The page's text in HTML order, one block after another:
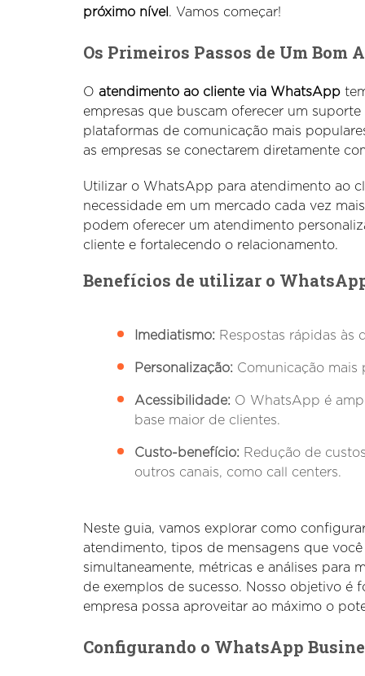
próximo nível . Vamos começar!
Os Primeiros Passos de Um
O atendimento ao cliente via WhatsApp
empresas que buscam oferecer um
plataformas de comunicação mais
as empresas se conectarem diretamente
Utilizar o WhatsApp para atendimento ao
necessidade em um mercado cada vez
podem oferecer um atendimento
cliente e fortalecendo o relacionamento.
Benefícios de utilizar o
Imediatismo: Respostas rápidas às
Personalização: Comunicação mais
Acessibilidade: O WhatsApp é
base maior de clientes.
Custo-benefício: Redução de
outros canais, como call centers.
Neste guia, vamos explorar como
atendimento, tipos de mensagens que
simultaneamente, métricas e análises para
de exemplos de sucesso. Nosso objetivo é
empresa possa aproveitar ao máximo o
Configurando o WhatsApp